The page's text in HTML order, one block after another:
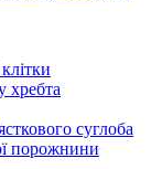
хребта
суглоба
порожнини